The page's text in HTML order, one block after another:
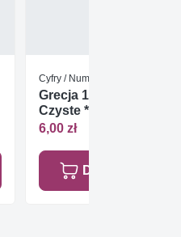
Cyfry / Numery / Nominały /
Grecja 1985 Mi aut 2
Czyste **
6,00 zł
Dodaj do